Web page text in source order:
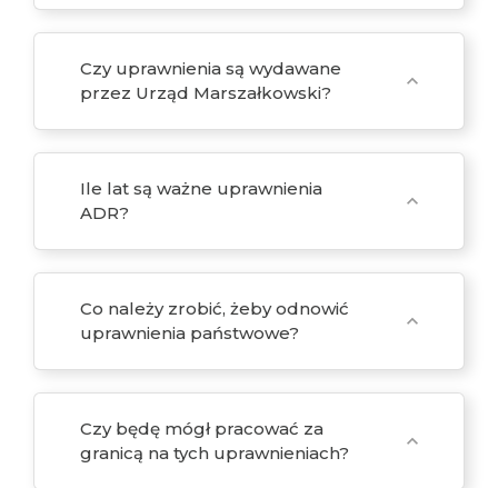
Czy uprawnienia są wydawane
przez Urząd Marszałkowski?
expand_more
Ile lat są ważne uprawnienia
ADR?
expand_more
Co należy zrobić, żeby odnowić
uprawnienia państwowe?
expand_more
Czy będę mógł pracować za
granicą na tych uprawnieniach?
expand_more